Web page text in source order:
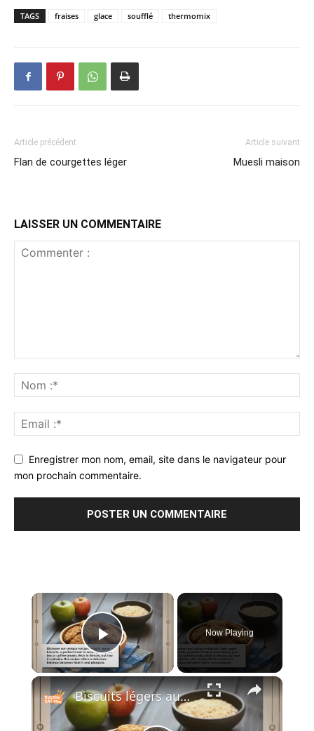
TAGS fraises glace soufflé thermomix
Article précédent
Flan de courgettes léger
Article suivant
Muesli maison
LAISSER UN COMMENTAIRE
Enregistrer mon nom, email, site dans le navigateur pour
mon prochain commentaire.
×
Play Video
Now Playing
×
Biscuits légers aux pommes : Une douceur légère et irrésistible